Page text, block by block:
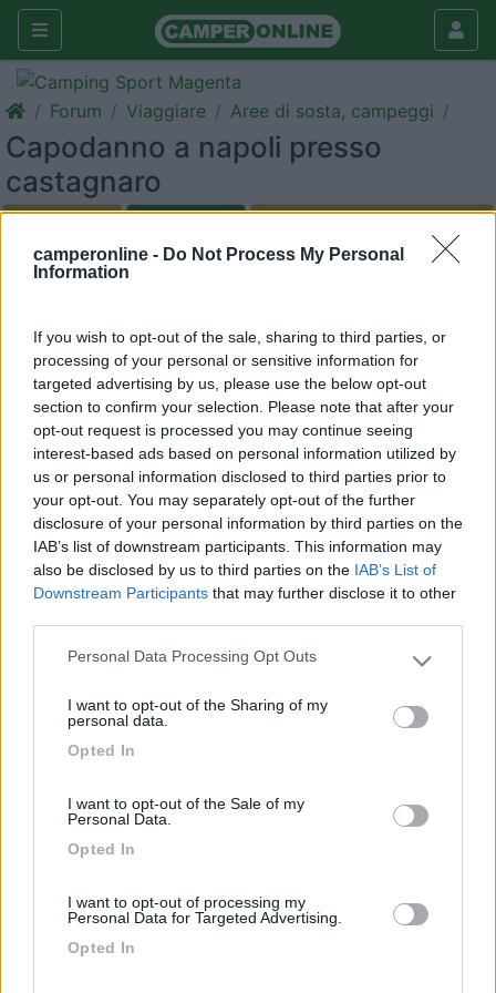
camperonline - Do Not Process My Personal
Information
If you wish to opt-out of the sale, sharing to third parties, or
processing of your personal or sensitive information for
targeted advertising by us, please use the below opt-out
section to confirm your selection. Please note that after your
opt-out request is processed you may continue seeing
interest-based ads based on personal information utilized by
us or personal information disclosed to third parties prior to
your opt-out. You may separately opt-out of the further
disclosure of your personal information by third parties on the
IAB’s list of downstream participants. This information may
also be disclosed by us to third parties on the IAB’s List of
Downstream Participants that may further disclose it to other
Please note that this website/app uses one or more Google
not limited to your visit or usage behaviour. You may click to
use your data for below specified purposes in below Google
Personal Data Processing Opt Outs
I want to opt-out of the Sharing of my
personal data.
Opted In
I want to opt-out of the Sale of my
Personal Data.
Opted In
I want to opt-out of processing my
Personal Data for Targeted Advertising.
Opted In
Forum Viaggiare Aree di sosta, campeggi
Capodanno a napoli presso
castagnaro
Rispondi
Cerca
cristiani
255
Inserito il02/01/2018 alle:18:10:14
buonasera a tutti e buon anno. Siamo appena rientrati da una
vacanza natalizia a Napoli, bellissima, da tornarci sicuramente.
in 53 anni non avevo mai visto cosi tanti fuochi artificiali in una
volta. La città è pazzesca, ti avvolge con tutto il fascino dei
monumenti(cristo velato x dirne uno da togliere il fiato),la gente
con la sua simpatia innata, l'orgoglio del napoletano fiero della
propria città. Ci è piaciuto tutto tranne il posto in cui abbiamo
sostato, il Castagnaro- Per meglio dire non l'area, che ha quello
vista. Sempre scontroso alla richiesta di informazioni, arrogante
mani. Non torneremo sicuramente nella sua area ma a Napoli
senz'altro. cristiano maffoni pavia
< 1 >
CELLULA ABITATIVA
Pannello ricevuto in regalo, ha senso usarlo?